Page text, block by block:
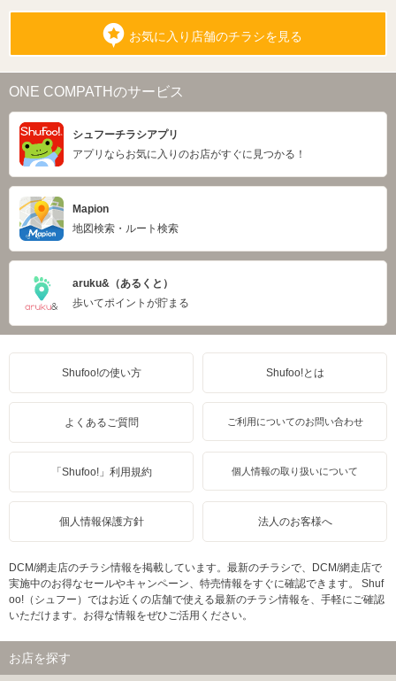
お気に入り店舗のチラシを見る
ONE COMPATHのサービス
シュフーチラシアプリ
アプリならお気に入りのお店がすぐに見つかる！
Mapion
地図検索・ルート検索
aruku&（あるくと）
歩いてポイントが貯まる
Shufoo!の使い方 Shufoo!とは
よくあるご質問 ご利用についてのお問い合わせ
「Shufoo!」利用規約 個人情報の取り扱いについて
個人情報保護方針 法人のお客様へ
DCM/網走店のチラシ情報を掲載しています。最新のチラシで、DCM/網走店で
実施中のお得なセールやキャンペーン、特売情報をすぐに確認できます。 Shuf
oo!（シュフー）ではお近くの店舗で使える最新のチラシ情報を、手軽にご確認
いただけます。お得な情報をぜひご活用ください。
お店を探す